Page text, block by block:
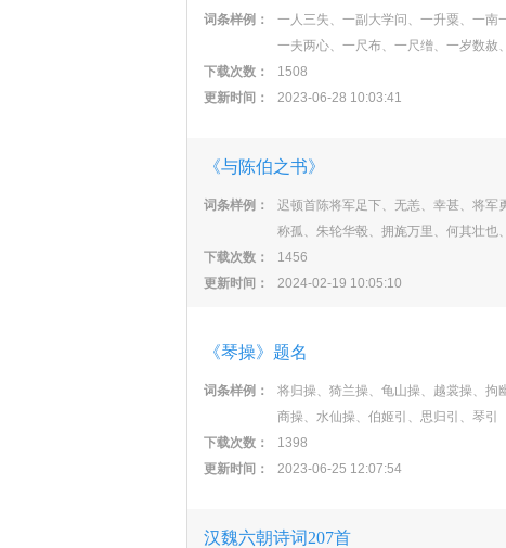
词条样例：
一人三失、一副大学问、一升粟、一南
一夫两心、一尺布、一尺缯、一岁数赦
下载次数：
1508
更新时间：
2023-06-28 10:03:41
《与陈伯之书》
词条样例：
迟顿首陈将军足下、无恙、幸甚、将军
称孤、朱轮华毂、拥旄万里、何其壮也
下载次数：
1456
更新时间：
2024-02-19 10:05:10
《琴操》题名
词条样例：
将归操、猗兰操、龟山操、越裳操、拘
商操、水仙操、伯姬引、思归引、琴引
下载次数：
1398
更新时间：
2023-06-25 12:07:54
汉魏六朝诗词207首